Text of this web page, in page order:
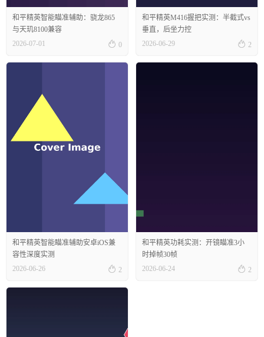
和平精英智能瞄准辅助：骁龙865
与天玑8100兼容
2026-07-01
 0
和平精英M416握把实测：半截式vs
垂直，后坐力控
2026-06-29
 2
和平精英智能瞄准辅助安卓iOS兼
容性深度实测
2026-06-26
 2
和平精英功耗实测：开镜瞄准3小
时掉帧30帧
2026-06-24
 2